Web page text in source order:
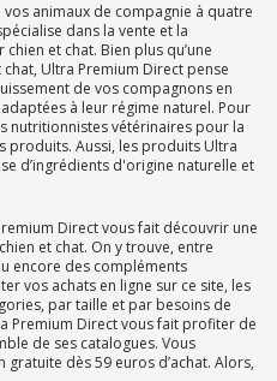
animaux de compagnie à quatre
dans la vente et la
et chat. Bien plus qu’une
Ultra Premium Direct pense
de vos compagnons en
à leur régime naturel. Pour
nutritionnistes vétérinaires pour la
produits. Aussi, les produits Ultra
d’ingrédients d'origine naturelle et
Direct vous fait découvrir une
et chat. On y trouve, entre
encore des compléments
vos achats en ligne sur ce site, les
par taille et par besoins de
Premium Direct vous fait profiter de
de ses catalogues. Vous
gratuite dès 59 euros d’achat. Alors,